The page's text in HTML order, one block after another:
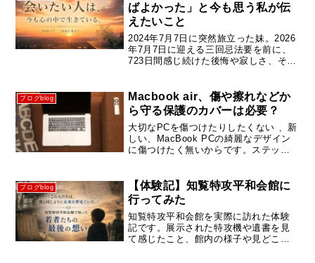
ばよかった」と今も思う私が伝
えたいこと
2024年7月7日に突然旅立った妹。2026
年7月7日に迎える三回忌法要を前に、
723日間感じ続けた後悔や寂しさ、そし
た。
ブログblog
Macbook air、傷や擦れなどか
ら守る保護のカバーは必要？
大切なPCを傷つけたりしたくない 、新
しい、MacBook PCの綺麗なデザイン
に傷つけたく無いからです。ステッカ
ブログblog
【体験記】知覧特攻平和会館に
行ってみた
知覧特攻平和会館を実際に訪れた体験
記です。展示された特攻機や遺書を見
て感じたこと、館内の様子や見どころ